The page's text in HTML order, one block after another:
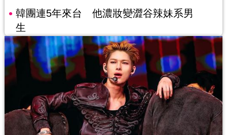
韓團連5年來台 他濃妝變澀谷辣妹系男
生